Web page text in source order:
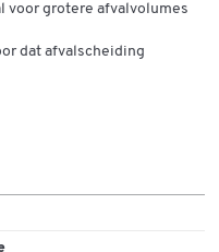
van de opening, voor
materialen en overzicht
voor het bevestigen van
voor grotere afvalvolumes
dat afvalscheiding